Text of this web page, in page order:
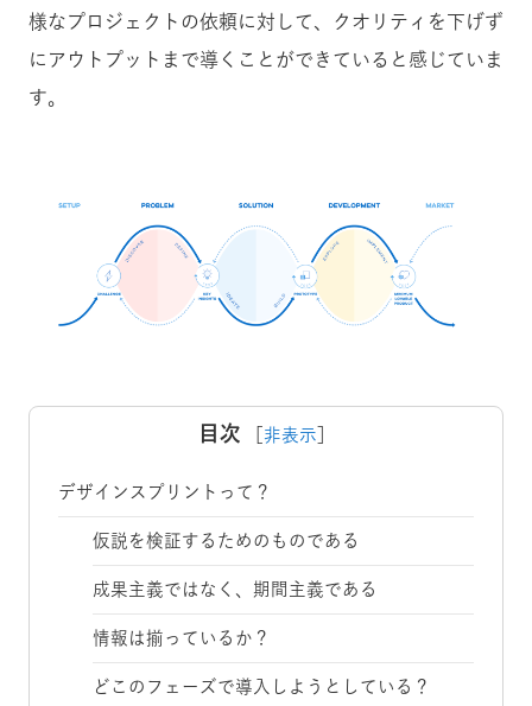
様なプロジェクトの依頼に対して、クオリティを下げず
にアウトプットまで導くことができていると感じていま
す。
目次 非表示
デザインスプリントって？
仮説を検証するためのものである
成果主義ではなく、期間主義である
情報は揃っているか？
どこのフェーズで導入しようとしている？